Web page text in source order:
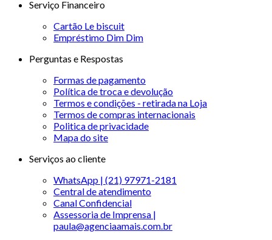
Serviço Financeiro
Cartão Le biscuit
Empréstimo Dim Dim
Perguntas e Respostas
Formas de pagamento
Política de troca e devolução
Termos e condições - retirada na Loja
Termos de compras internacionais
Politica de privacidade
Mapa do site
Serviços ao cliente
WhatsApp | (21) 97971-2181
Central de atendimento
Canal Confidencial
Assessoria de Imprensa |
paula@agenciaamais.com.br